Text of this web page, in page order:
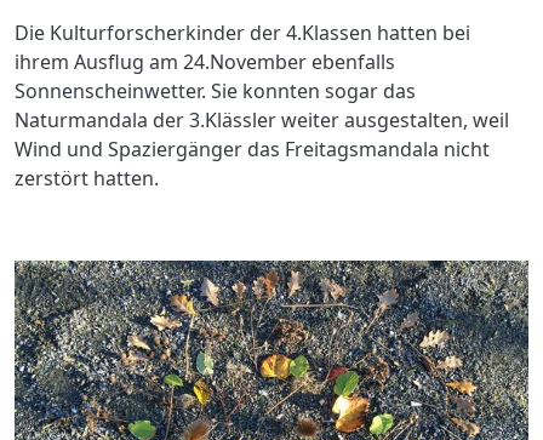
Die Kulturforscherkinder der 4.Klassen hatten bei
ihrem Ausflug am 24.November ebenfalls
Sonnenscheinwetter. Sie konnten sogar das
Naturmandala der 3.Klässler weiter ausgestalten, weil
Wind und Spaziergänger das Freitagsmandala nicht
zerstört hatten.